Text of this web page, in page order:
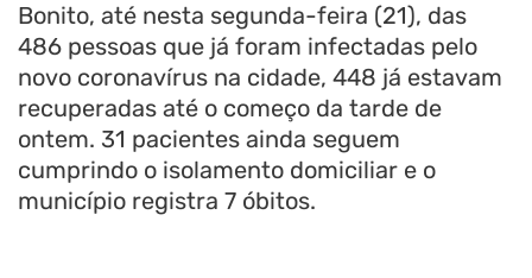
Bonito, até nesta segunda-feira (21), das
486 pessoas que já foram infectadas pelo
novo coronavírus na cidade, 448 já estavam
recuperadas até o começo da tarde de
ontem. 31 pacientes ainda seguem
cumprindo o isolamento domiciliar e o
município registra 7 óbitos.